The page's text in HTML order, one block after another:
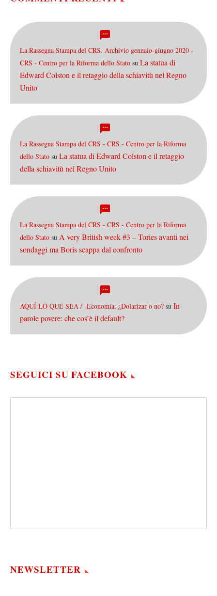
La Rassegna Stampa del CRS. Archivio gennaio-giugno 2020 -
CRS - Centro per la Riforma dello Stato su La statua di
Edward Colston e il retaggio della schiavitù nel Regno
Unito
La Rassegna Stampa del CRS - CRS - Centro per la Riforma
dello Stato su La statua di Edward Colston e il retaggio
della schiavitù nel Regno Unito
La Rassegna Stampa del CRS - CRS - Centro per la Riforma
dello Stato su A very British week #3 – Tories avanti nei
sondaggi ma Boris scappa dal confronto
AQUÍ LO QUE SEA / Economía: ¿Dolarizar o no? su In
parole povere: che cos’è il default?
SEGUICI SU FACEBOOK
NEWSLETTER